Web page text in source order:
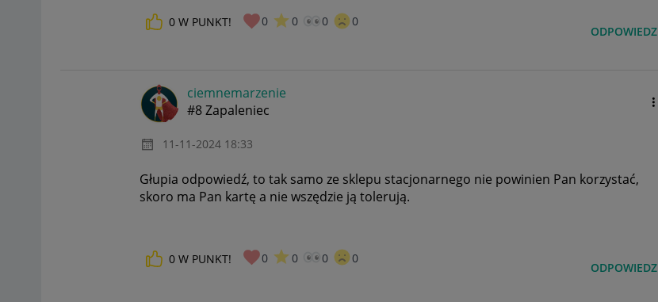
0 W PUNKT! 0 0 0 0
ODPOWIEDZ
ciemnemarzenie
#8 Zapaleniec
‎11-11-2024 18:33
Głupia odpowiedź, to tak samo ze sklepu stacjonarnego nie powinien Pan korzystać,
skoro ma Pan kartę a nie wszędzie ją tolerują.
0 W PUNKT! 0 0 0 0
ODPOWIEDZ